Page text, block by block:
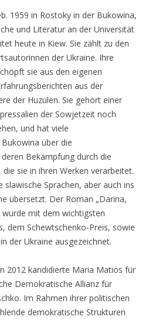
1959 in Rostoky in der Bukowina,
und Literatur an der Universität
heute in Kiew. Sie zählt zu den
der Ukraine. Ihre
sie aus den eigenen
aus der
der Huzulen. Sie gehört einer
der Sowjetzeit noch
und hat viele
über die
Bekämpfung durch die
sie in ihren Werken verarbeitet.
slawische Sprachen, aber auch ins
übersetzt. Der Roman „Darina,
wurde mit dem wichtigsten
dem Schewtschenko-Preis, sowie
der Ukraine ausgezeichnet.
2012 kandidierte Maria Matios für
Demokratische Allianz für
Im Rahmen ihrer politischen
demokratische Strukturen